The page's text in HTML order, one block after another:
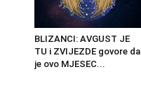
BLIZANCI: AVGUST JE
TU i ZVIJEZDE govore da
je ovo MJESEC...